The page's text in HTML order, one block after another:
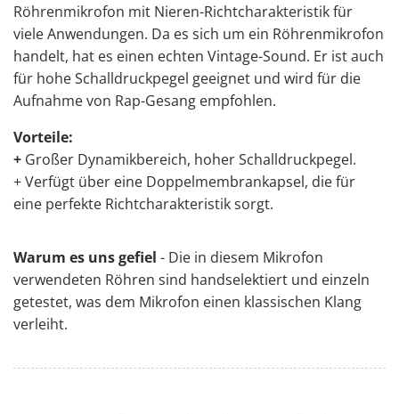
Röhrenmikrofon mit Nieren-Richtcharakteristik für
viele Anwendungen. Da es sich um ein Röhrenmikrofon
handelt, hat es einen echten Vintage-Sound. Er ist auch
für hohe Schalldruckpegel geeignet und wird für die
Aufnahme von Rap-Gesang empfohlen.
Vorteile:
+ Großer Dynamikbereich, hoher Schalldruckpegel.
+ Verfügt über eine Doppelmembrankapsel, die für
eine perfekte Richtcharakteristik sorgt.
Warum es uns gefiel - Die in diesem Mikrofon
verwendeten Röhren sind handselektiert und einzeln
getestet, was dem Mikrofon einen klassischen Klang
verleiht.